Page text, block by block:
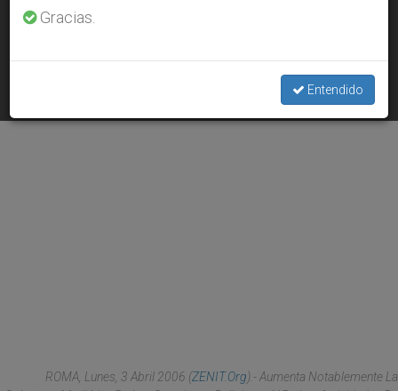
APR 03, 2006 00:00
ROMA, Lunes, 3 Abril 2006 (ZENIT.org).- Aumenta Notablemente La
Gracias.
Entendido